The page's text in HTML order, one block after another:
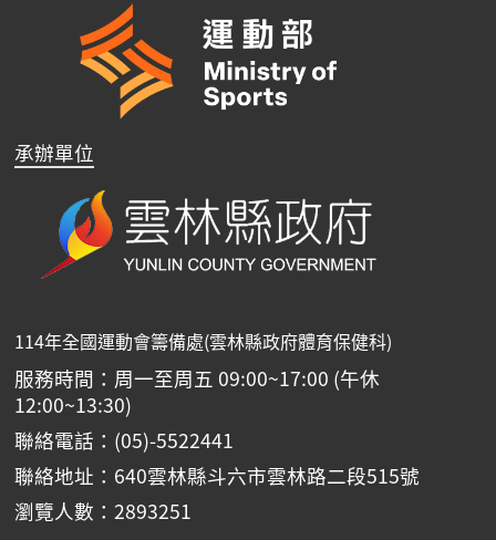
承辦單位
114年全國運動會籌備處(雲林縣政府體育保健科)
服務時間：周一至周五 09:00~17:00 (午休
12:00~13:30)
聯絡電話：(05)-5522441
聯絡地址：640雲林縣斗六市雲林路二段515號
瀏覽人數：2893251